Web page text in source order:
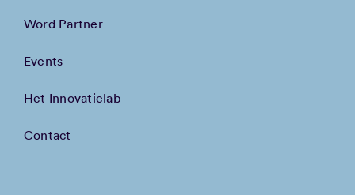
Word Partner
Events
Het Innovatielab
Contact